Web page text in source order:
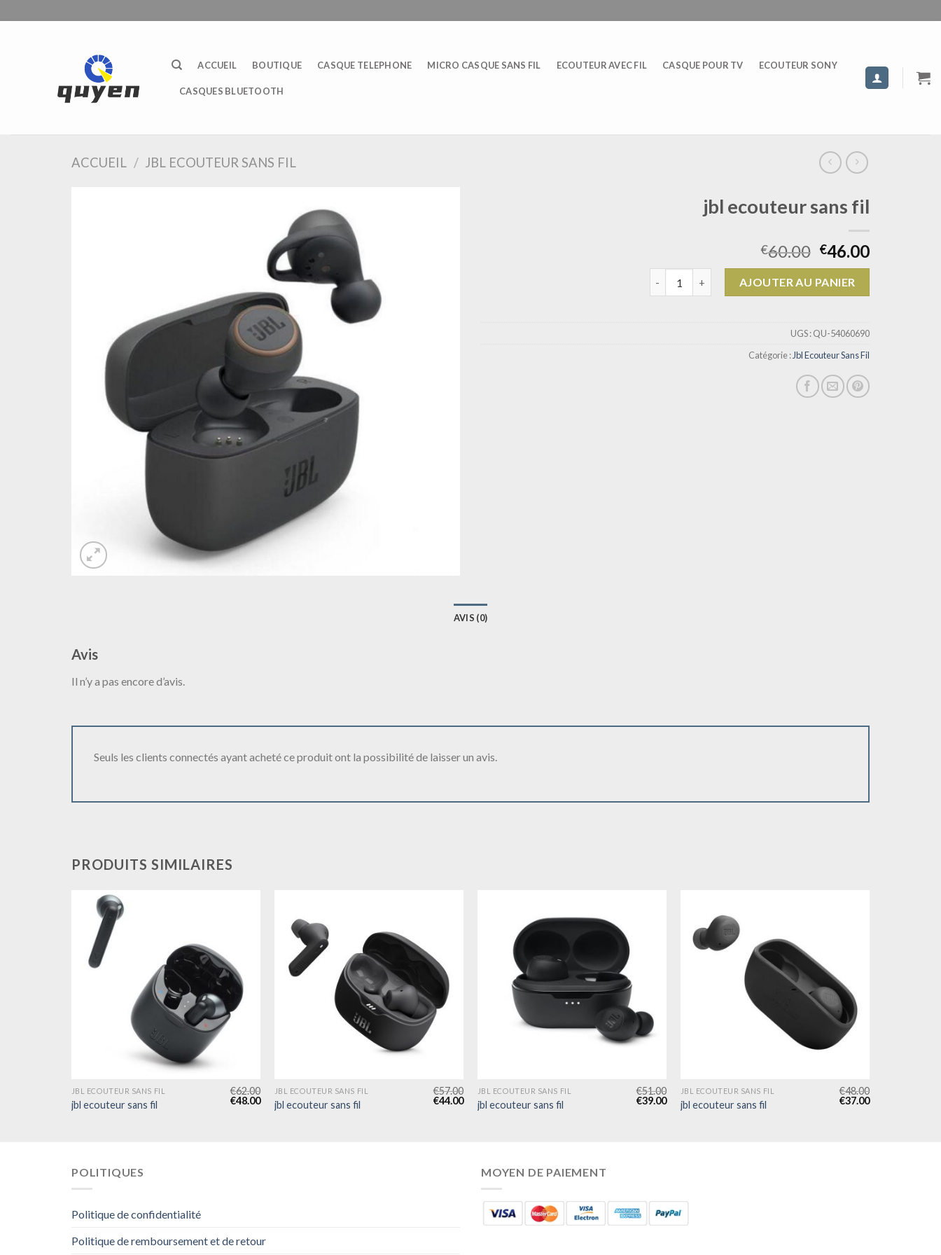
ACCUEIL BOUTIQUE CASQUE TELEPHONE MICRO CASQUE SANS FIL ECOUTEUR AVEC FIL CASQUE POUR TV ECOUTEUR SONY
CASQUES BLUETOOTH
ACCUEIL / JBL ECOUTEUR SANS FIL
jbl ecouteur sans fil
€60.00 €46.00
AJOUTER AU PANIER
UGS :QU-54060690
Catégorie : Jbl Ecouteur Sans Fil
AVIS (0)
Avis
Il n’y a pas encore d’avis.
Seuls les clients connectés ayant acheté ce produit ont la possibilité de laisser un avis.
PRODUITS SIMILAIRES
JBL ECOUTEUR SANS FIL
jbl ecouteur sans fil
€62.00
€48.00
JBL ECOUTEUR SANS FIL
jbl ecouteur sans fil
€57.00
€44.00
JBL ECOUTEUR SANS FIL
jbl ecouteur sans fil
€51.00
€39.00
JBL ECOUTEUR SANS FIL
jbl ecouteur sans fil
€48.00
€37.00
POLITIQUES
Politique de confidentialité
Politique de remboursement et de retour
MOYEN DE PAIEMENT